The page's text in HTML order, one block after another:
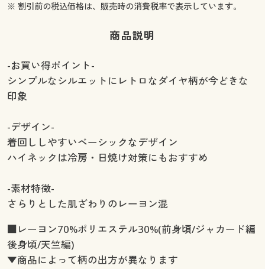
※ 割引前の税込価格は、販売時の消費税率で表示しています。
商品説明
-お買い得ポイント-
シンプルなシルエットにレトロなダイヤ柄が今どきな
印象
-デザイン-
着回ししやすいベーシックなデザイン
ハイネックは冷房・日焼け対策にもおすすめ
-素材特徴-
さらりとした肌ざわりのレーヨン混
■レーヨン70%ポリエステル30%(前身頃/ジャカード編
後身頃/天竺編)
▼商品によって柄の出方が異なります